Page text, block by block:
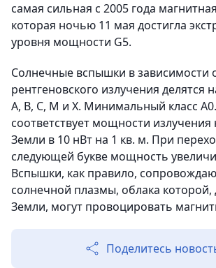
самая сильная с 2005 года
которая ночью 11 мая достигла
уровня мощности G5.
Солнечные вспышки в зависимости
рентгеновского излучения делятся
A, B, C, M и X. Минимальный класс
соответствует мощности излучения
Земли в 10 нВт на 1 кв. м. При
следующей букве мощность
Вспышки, как правило,
солнечной плазмы, облака которой,
Земли, могут провоцировать
Поделитесь